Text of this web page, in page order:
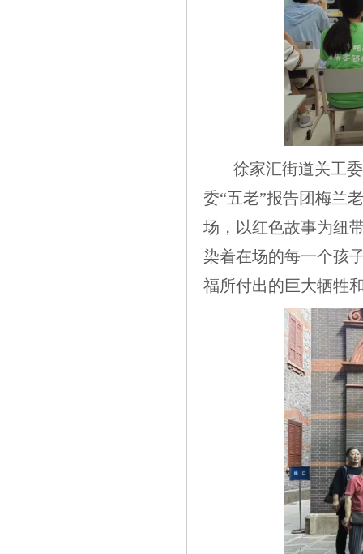
徐家汇街道关工
委“五老”报告团梅兰
场，以红色故事为纽
染着在场的每一个孩
福所付出的巨大牺牲